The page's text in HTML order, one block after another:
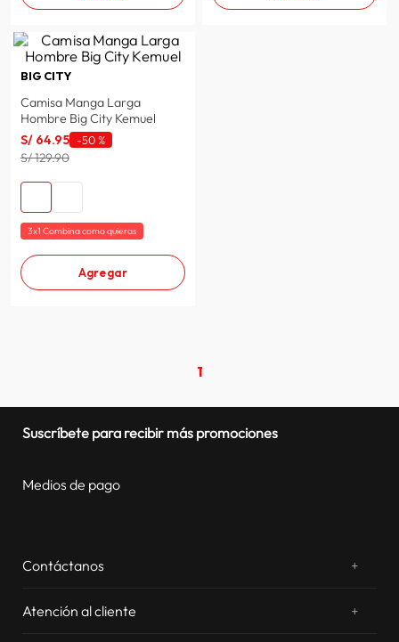
BIG CITY
Camisa Manga Larga
Hombre Big City Kemuel
S/ 64.95 -50 %
S/ 129.90
3x1 Combina como quieras
Agregar
1
Suscríbete para recibir más promociones
Medios de pago
Contáctanos +
Atención al cliente
+